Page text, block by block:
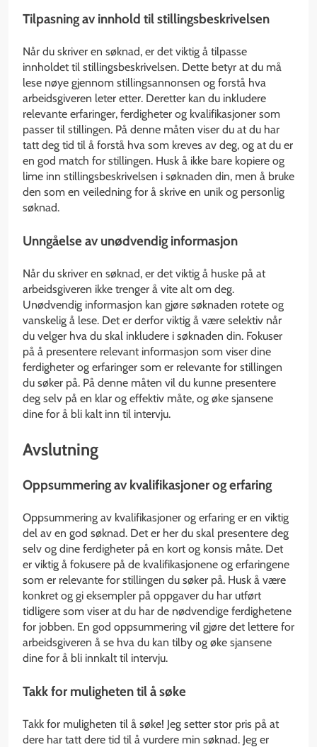
Tilpasning av innhold til stillingsbeskrivelsen
Når du skriver en søknad, er det viktig å tilpasse
innholdet til stillingsbeskrivelsen. Dette betyr at du må
lese nøye gjennom stillingsannonsen og forstå hva
arbeidsgiveren leter etter. Deretter kan du inkludere
relevante erfaringer, ferdigheter og kvalifikasjoner som
passer til stillingen. På denne måten viser du at du har
tatt deg tid til å forstå hva som kreves av deg, og at du er
en god match for stillingen. Husk å ikke bare kopiere og
lime inn stillingsbeskrivelsen i søknaden din, men å bruke
den som en veiledning for å skrive en unik og personlig
søknad.
Unngåelse av unødvendig informasjon
Når du skriver en søknad, er det viktig å huske på at
arbeidsgiveren ikke trenger å vite alt om deg.
Unødvendig informasjon kan gjøre søknaden rotete og
vanskelig å lese. Det er derfor viktig å være selektiv når
du velger hva du skal inkludere i søknaden din. Fokuser
på å presentere relevant informasjon som viser dine
ferdigheter og erfaringer som er relevante for stillingen
du søker på. På denne måten vil du kunne presentere
deg selv på en klar og effektiv måte, og øke sjansene
dine for å bli kalt inn til intervju.
Avslutning
Oppsummering av kvalifikasjoner og erfaring
Oppsummering av kvalifikasjoner og erfaring er en viktig
del av en god søknad. Det er her du skal presentere deg
selv og dine ferdigheter på en kort og konsis måte. Det
er viktig å fokusere på de kvalifikasjonene og erfaringene
som er relevante for stillingen du søker på. Husk å være
konkret og gi eksempler på oppgaver du har utført
tidligere som viser at du har de nødvendige ferdighetene
for jobben. En god oppsummering vil gjøre det lettere for
arbeidsgiveren å se hva du kan tilby og øke sjansene
dine for å bli innkalt til intervju.
Takk for muligheten til å søke
Takk for muligheten til å søke! Jeg setter stor pris på at
dere har tatt dere tid til å vurdere min søknad. Jeg er